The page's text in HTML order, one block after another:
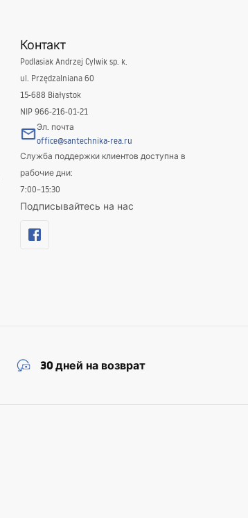
Контакт
Podlasiak Andrzej Cylwik sp. k.
ul. Przędzalniana 60
15-688 Białystok
NIP 966-216-01-21
Эл. почта
office@santechnika-rea.ru
Служба поддержки клиентов доступна в
рабочие дни:
7:00–15:30
Подписывайтесь на нас
30 дней на возврат